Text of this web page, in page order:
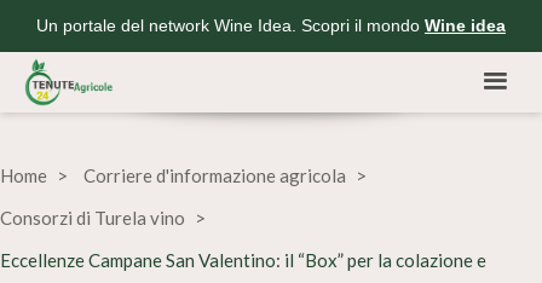
Un portale del network Wine Idea. Scopri il mondo Wine idea
Home
Corriere d'informazione agricola
Consorzi di Turela vino
Eccellenze Campane San Valentino: il “Box” per la colazione e